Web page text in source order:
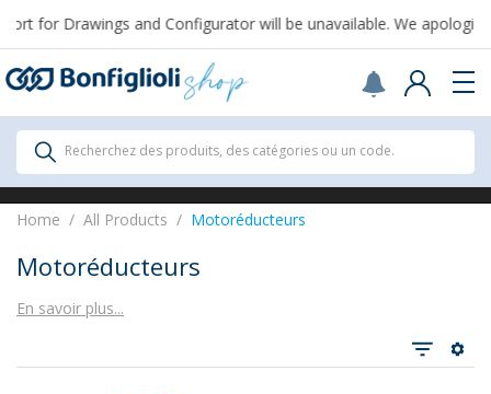
Scegli il Paese o territorio in cui sei per
acquistare online.
USA
Continue
for Drawings and Configurator will be unavailable. We apologize
All Products
All Products
Recherchez des produits, des catégories ou un code.
Home All Products Motoréducteurs
Motoréducteurs
En savoir plus...